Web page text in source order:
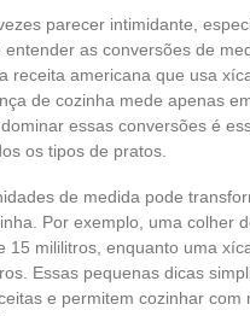
parecer intimidante,
as conversões de
receita americana que usa
de cozinha mede apenas
essas conversões é
os tipos de pratos.
de medida pode
Por exemplo, uma colher
15 mililitros, enquanto uma
Essas pequenas dicas
e permitem cozinhar com